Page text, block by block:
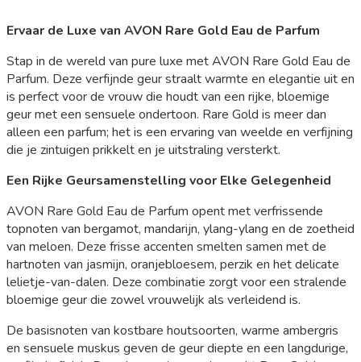
Ervaar de Luxe van AVON Rare Gold Eau de Parfum
Stap in de wereld van pure luxe met AVON Rare Gold Eau de
Parfum. Deze verfijnde geur straalt warmte en elegantie uit en
is perfect voor de vrouw die houdt van een rijke, bloemige
geur met een sensuele ondertoon. Rare Gold is meer dan
alleen een parfum; het is een ervaring van weelde en verfijning
die je zintuigen prikkelt en je uitstraling versterkt.
Een Rijke Geursamenstelling voor Elke Gelegenheid
AVON Rare Gold Eau de Parfum opent met verfrissende
topnoten van bergamot, mandarijn, ylang-ylang en de zoetheid
van meloen. Deze frisse accenten smelten samen met de
hartnoten van jasmijn, oranjebloesem, perzik en het delicate
lelietje-van-dalen. Deze combinatie zorgt voor een stralende
bloemige geur die zowel vrouwelijk als verleidend is.
De basisnoten van kostbare houtsoorten, warme ambergris
en sensuele muskus geven de geur diepte en een langdurige,